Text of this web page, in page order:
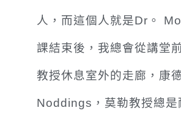
人，而這個人就是Dr。
課結束後，我總會從講堂
教授休息室外的走廊，康
Noddings，莫勒教授總是